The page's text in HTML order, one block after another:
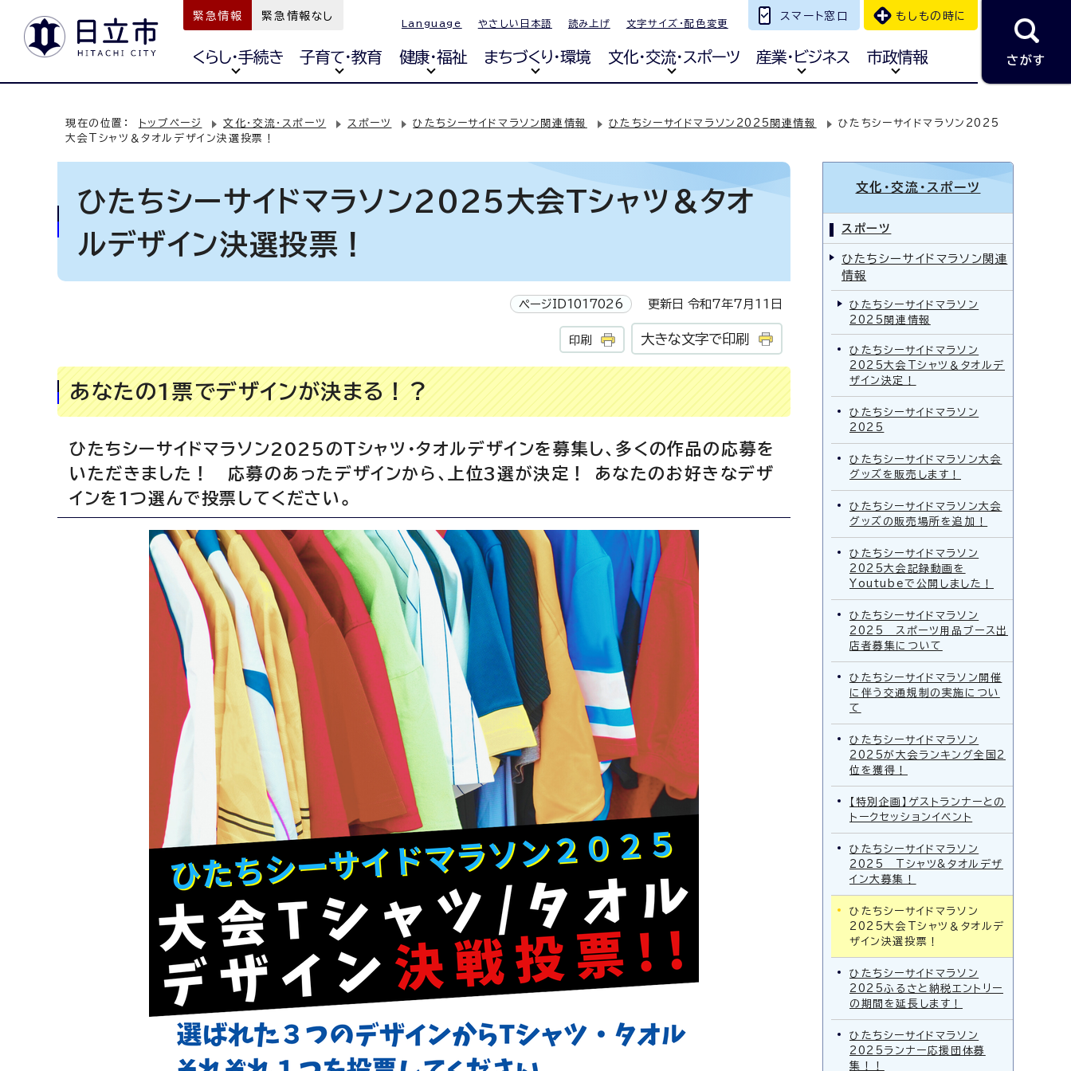
緊急情報 緊急情報なし
Language やさしい日本語 読み上げ 文字サイズ・配色変更
スマート窓口 もしもの時に
くらし・手続き 子育て・教育 健康・福祉 まちづくり・環境 文化・交流・スポーツ 産業・ビジネス 市政情報 さがす
現在の位置： トップページ 文化・交流・スポーツ スポーツ ひたちシーサイドマラソン関連情報 ひたちシーサイドマラソン2025関連情報
ひたちシーサイドマラソン2025
大会Tシャツ＆タオルデザイン決選投票！
ひたちシーサイドマラソン2025大会Tシャツ＆タオ
ルデザイン決選投票！
ページID1017026 更新日 令和7年7月11日
印刷 大きな文字で印刷
あなたの1票でデザインが決まる！？
ひたちシーサイドマラソン2025のTシャツ・タオルデザインを募集し、多くの作品の応募を
いただきました！ 応募のあったデザインから、上位3選が決定！ あなたのお好きなデザ
インを1つ選んで投票してください。
文化・交流・スポーツ
スポーツ
ひたちシーサイドマラソン関連
情報
ひたちシーサイドマラソン
2025関連情報
ひたちシーサイドマラソン
2025大会Tシャツ＆タオルデ
ザイン決定！
ひたちシーサイドマラソン
2025
ひたちシーサイドマラソン大会
グッズを販売します！
ひたちシーサイドマラソン大会
グッズの販売場所を追加！
ひたちシーサイドマラソン
2025大会記録動画を
Youtubeで公開しました！
ひたちシーサイドマラソン
2025 スポーツ用品ブース出
店者募集について
ひたちシーサイドマラソン開催
に伴う交通規制の実施につい
て
ひたちシーサイドマラソン
2025が大会ランキング全国2
位を獲得！
【特別企画】ゲストランナーとの
トークセッションイベント
ひたちシーサイドマラソン
2025 Tシャツ&タオルデザ
イン大募集！
ひたちシーサイドマラソン
2025大会Tシャツ＆タオルデ
ザイン決選投票！
ひたちシーサイドマラソン
2025ふるさと納税エントリー
の期間を延長します！
ひたちシーサイドマラソン
2025ランナー応援団体募
集！！